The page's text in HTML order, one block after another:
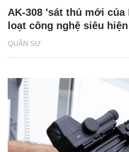
QUÂN SỰ
AK-308 'sát thủ mới của
loạt công nghệ siêu